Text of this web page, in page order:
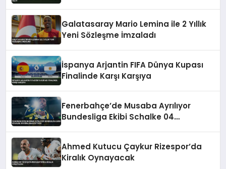
Galatasaray Mario Lemina ile 2 Yıllık
Yeni Sözleşme İmzaladı
İspanya Arjantin FIFA Dünya Kupası
Finalinde Karşı Karşıya
Fenerbahçe’de Musaba Ayrılıyor
Bundesliga Ekibi Schalke 04
Ahmed Kutucu Çaykur Rizespor’da
Kiralık Oynayacak